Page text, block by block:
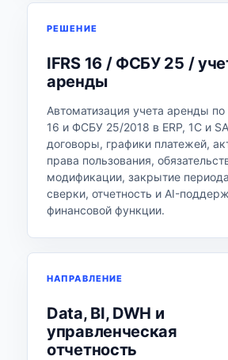
РЕШЕНИЕ
IFRS 16 / ФСБУ 25 /
аренды
Автоматизация учета аренды по
16 и ФСБУ 25/2018 в ERP, 1С и
договоры, графики платежей,
права пользования,
модификации, закрытие
сверки, отчетность и AI-
финансовой функции.
НАПРАВЛЕНИЕ
Data, BI, DWH и
управленческая
отчетность